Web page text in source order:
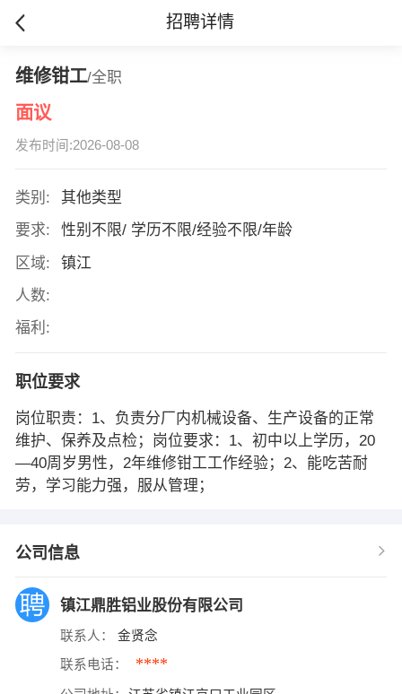
招聘详情
维修钳工/全职
面议
发布时间:2026-08-08
类别:
其他类型
要求:
性别不限/ 学历不限/经验不限/年龄
区域:
镇江
人数:
福利:
职位要求
岗位职责：1、负责分厂内机械设备、生产设备的正常
维护、保养及点检；岗位要求：1、初中以上学历，20
—40周岁男性，2年维修钳工工作经验；2、能吃苦耐
劳，学习能力强，服从管理；
公司信息
镇江鼎胜铝业股份有限公司
联系人： 金贤念
联系电话： ****